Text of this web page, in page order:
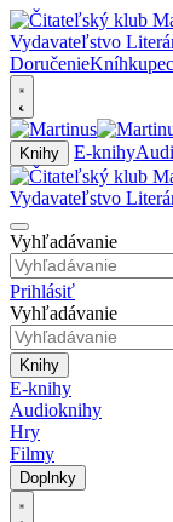
Doručenie
Knihy E-knihy
Vyhľadávanie
Prihlásiť
Vyhľadávanie
Knihy
E-knihy
Audioknihy
Hry
Filmy
Doplnky